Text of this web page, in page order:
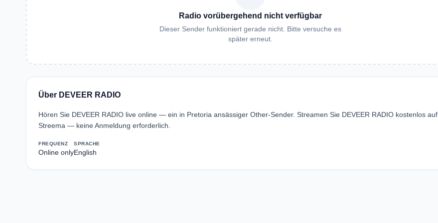
Radio vorübergehend nicht verfügbar
Dieser Sender funktioniert gerade nicht. Bitte versuche es
später erneut.
Über DEVEER RADIO
Hören Sie DEVEER RADIO live online — ein in Pretoria ansässiger Other-Sender. Streamen Sie DEVEER RADIO kostenlos auf
Streema — keine Anmeldung erforderlich.
FREQUENZ
Online only
SPRACHE
English